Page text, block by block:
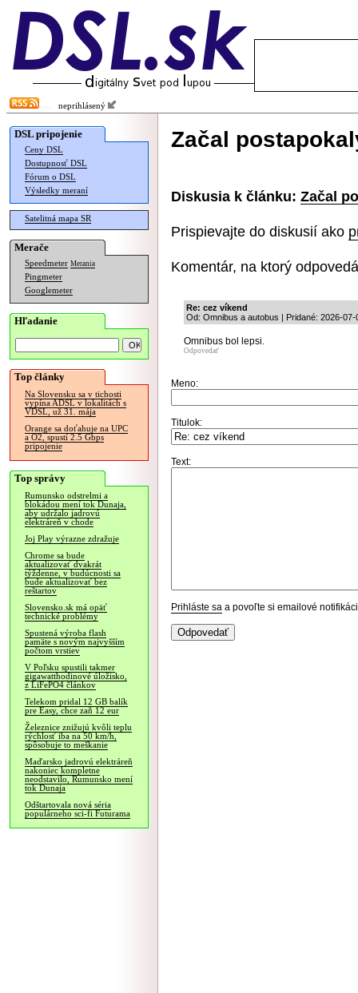
neprihlásený
DSL pripojenie
Ceny DSL
Dostupnosť DSL
Fórum o DSL
Výsledky meraní
Satelitná mapa SR
Merače
Speedmeter Merania
Pingmeter
Googlemeter
Hľadanie
Top články
Na Slovensku sa v tichosti
vypína ADSL v lokalitách s
VDSL, už 31. mája
Orange sa doťahuje na UPC
a O2, spustí 2.5 Gbps
pripojenie
Top správy
Rumunsko odstrelmi a
blokádou mení tok Dunaja,
aby udržalo jadrovú
elektráreň v chode
Joj Play výrazne zdražuje
Chrome sa bude
aktualizovať dvakrát
týždenne, v budúcnosti sa
bude aktualizovať bez
reštartov
Slovensko.sk má opäť
technické problémy
Spustená výroba flash
pamäte s novým najvyšším
počtom vrstiev
V Poľsku spustili takmer
gigawatthodinové úložisko,
z LiFePO4 článkov
Telekom pridal 12 GB balík
pre Easy, chce zaň 12 eur
Železnice znižujú kvôli teplu
rýchlosť iba na 50 km/h,
spôsobuje to meškanie
Maďarsko jadrovú elektráreň
nakoniec kompletne
neodstavilo, Rumunsko mení
tok Dunaja
Odštartovala nová séria
populárneho sci-fi Futurama
Začal
Diskusia k článku: Začal
Prispievajte do diskusií ako
Komentár, na ktorý
Re: cez víkend
Od: Omnibus a autobus | Pridané: 2026-07-
Omnibus bol lepsi.
Odpovedať
Meno:
Titulok:
Text:
Prihláste sa a povoľte si emailové